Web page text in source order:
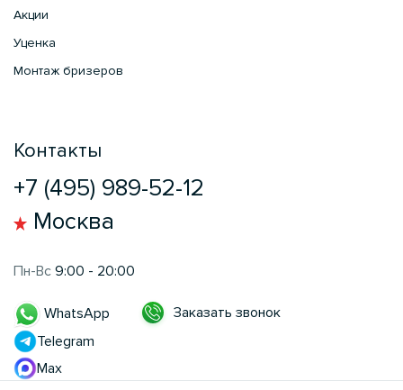
Акции
Уценка
Монтаж бризеров
Контакты
+7 (495) 989-52-12
Москва
Пн-Вс 9:00 - 20:00
WhatsApp
Telegram
Max
Заказать звонок